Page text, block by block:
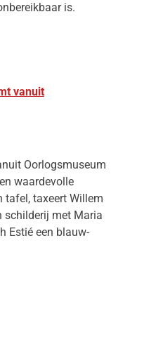
is.
vanuit
Oorlogsmuseum
waardevolle
tafel, taxeert Willem
schilderij met Maria
Estié een blauw-